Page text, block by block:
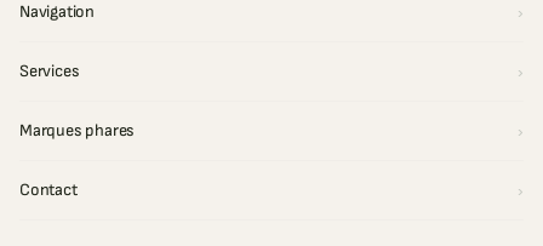
Navigation
Services
Marques phares
Contact